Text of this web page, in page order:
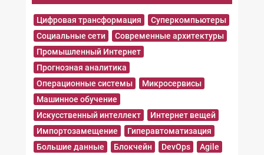
Цифровая трансформация
Суперкомпьютеры
Социальные сети
Современные архитектуры
Промышленный Интернет
Прогнозная аналитика
Операционные системы
Микросервисы
Машинное обучение
Искусственный интеллект
Интернет вещей
Импортозамещение
Гиперавтоматизация
Большие данные
Блокчейн DevOps Agile